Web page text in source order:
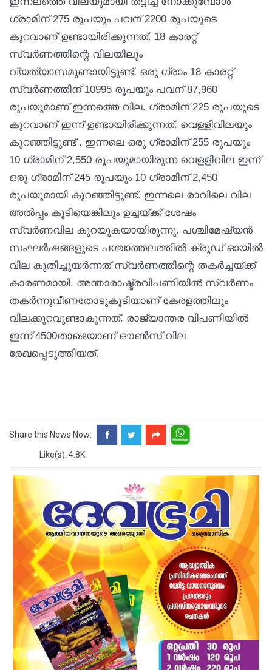
ഗ്രാമിന് 275 രൂപയും പവന് 2200 രൂപയുടെ
കുറവാണ് ഉണ്ടായിരിക്കുന്നത്. 18 കാരറ്റ്
സ്വര്‍ണത്തിന്റെ വിലയിലും
വ്യത്യാസമുണ്ടായിട്ടുണ്ട്. ഒരു ഗ്രാം 18 കാരറ്റ്
സ്വര്‍ണത്തിന് 10995 രൂപയും പവന് 87,960
രൂപയുമാണ് ഇന്നത്തെ വില. ഗ്രാമിന് 225 രൂപയുടെ
കുറവാണ് ഇന്ന് ഉണ്ടായിരിക്കുന്നത്. വെള്ളിവിലയും
കുറഞ്ഞിട്ടുണ്ട് . ഇന്നലെ ഒരു ഗ്രാമിന് 255 രൂപയും
10 ഗ്രാമിന് 2,550 രൂപയുമായിരുന്ന വെളളിവില ഇന്ന്
ഒരു ഗ്രാമിന് 245 രൂപയും 10 ഗ്രാമിന് 2,450
രൂപയുമായി കുറഞ്ഞിട്ടുണ്ട്. ഇന്നലെ രാവിലെ വില
അല്‍പ്പം കൂടിയെങ്കിലും ഉച്ചയ്ക്ക് ശേഷം
സ്വര്‍ണവില കുറയുകയായിരുന്നു. പശ്ചിമേഷ്യന്‍
സംഘര്‍ഷങ്ങളുടെ പശ്ചാത്തലത്തില്‍ ക്രൂഡ് ഓയില്‍
വില കുതിച്ചുയര്‍ന്നത് സ്വര്‍ണത്തിന്റെ തകര്‍ച്ചയ്ക്ക്
കാരണമായി. അന്താരാഷ്ട്രവിപണിയില്‍ സ്വര്‍ണം
തകര്‍ന്നുവീണതോടുകൂടിയാണ് കേരളത്തിലും
വിലക്കുറവുണ്ടാകുന്നത്. രാജ്യാന്തര വിപണിയില്‍
ഇന്ന് 4500താഴെയാണ് ഔണ്‍സ് വില
രേഖപ്പെടുത്തിയത്.
Share this News Now:
Like(s): 4.8K